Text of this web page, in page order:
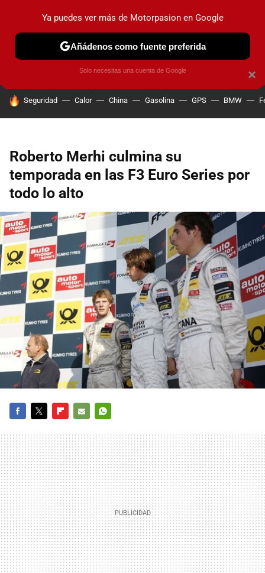
PRUEBAS COCHES ELÉCTRICOS OBSERVATORIO
HOY SE HABLA DE
Seguridad Calor China Gasolina GPS BMW
Roberto Merhi culmina su
temporada en las F3 Euro Series por
todo lo alto
MAIL
×
Ya puedes ver más de Motorpasion en Google
Añádenos como fuente preferida
Solo necesitas una cuenta de Google